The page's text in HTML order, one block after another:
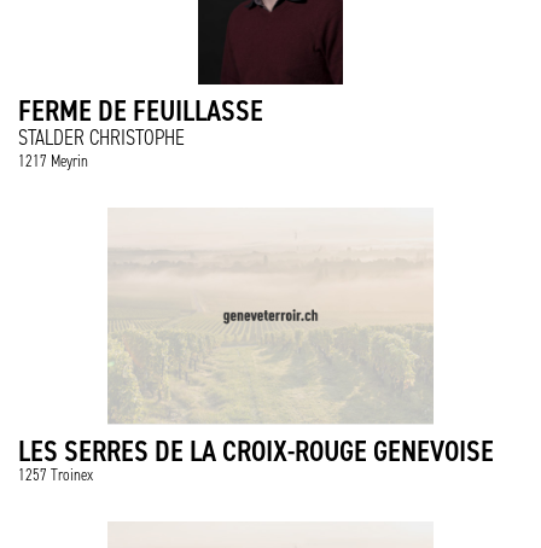
FERME DE FEUILLASSE
STALDER CHRISTOPHE
1217 Meyrin
LES SERRES DE LA CROIX-ROUGE GENEVOISE
1257 Troinex